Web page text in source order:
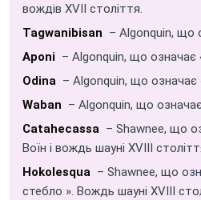
вождів XVII століття.
Tagwanibisan – Algonquin, що
Aponi – Algonquin, що означає
Odina – Algonquin, що означає
Waban – Algonquin, що означає
Catahecassa – Shawnee, що
Воїн і вождь шауні XVIII
Hokolesqua – Shawnee, що
стебло ». Вождь шауні XVIII